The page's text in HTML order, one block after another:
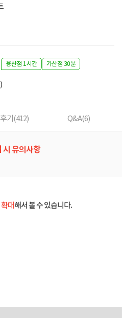
용산점 1시간 가산점 30분
기(412) Q&A(6)
시 유의사항
확대해서 볼 수 있습니다.